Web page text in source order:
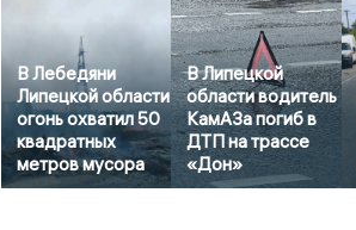
В Лебедяни
Липецкой области
огонь охватил 50
квадратных
метров мусора
В Липецкой
области водитель
КамАЗа погиб в
ДТП на трассе
«Дон»